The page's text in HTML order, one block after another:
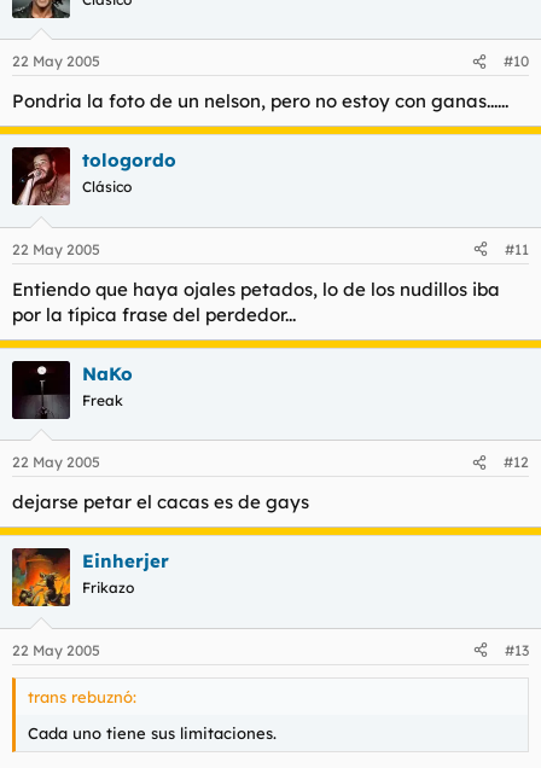
22 May 2005 #10
Pondria la foto de un nelson, pero no estoy con ganas......
tologordo
Clásico
22 May 2005 #11
Entiendo que haya ojales petados, lo de los nudillos iba
por la típica frase del perdedor...
NaKo
Freak
22 May 2005 #12
dejarse petar el cacas es de gays
Einherjer
Frikazo
22 May 2005 #13
trans rebuznó:
Cada uno tiene sus limitaciones.